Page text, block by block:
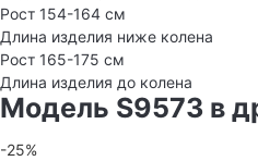
Рост 154-164 см
Длина изделия ниже колена
Рост 165-175 см
Длина изделия до колена
Модель S9573 в
-25%